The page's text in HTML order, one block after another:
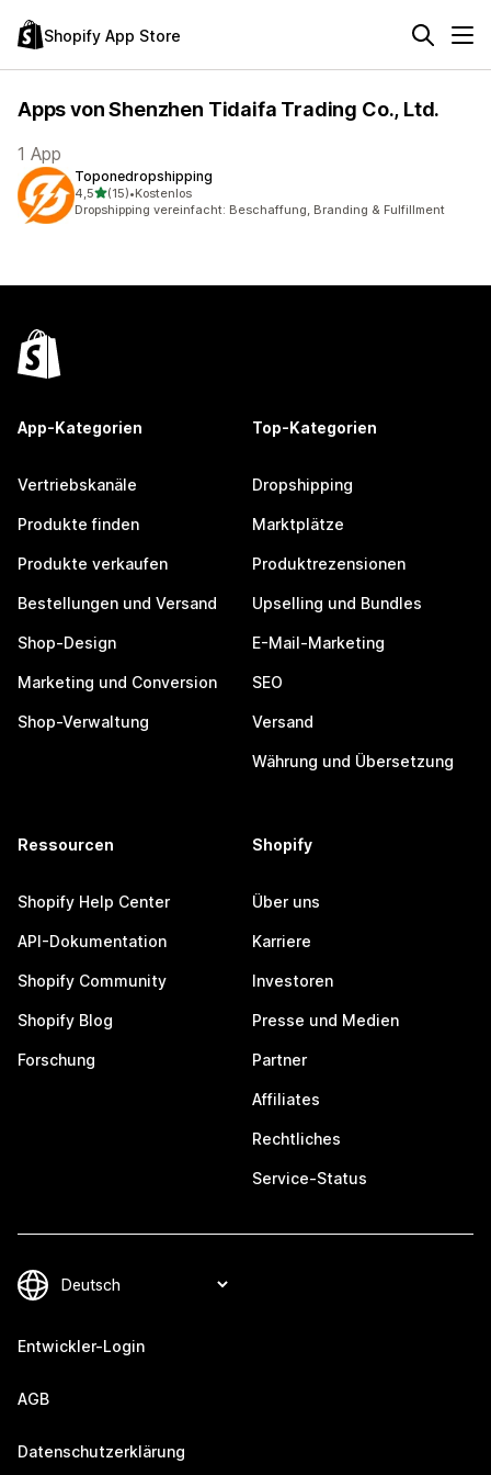
Shopify App Store
Apps von Shenzhen Tidaifa Trading Co., Ltd.
1 App
Toponedropshipping
4,5von 5 Sternen
(15)
15 Rezensionen insgesamt
•Kostenlos
Dropshipping vereinfacht: Beschaffung, Branding & Fulfillment
App-Kategorien
Vertriebskanäle
Produkte finden
Produkte verkaufen
Bestellungen und Versand
Shop-Design
Marketing und Conversion
Shop-Verwaltung
Top-Kategorien
Dropshipping
Marktplätze
Produktrezensionen
Upselling und Bundles
E-Mail-Marketing
SEO
Versand
Währung und Übersetzung
Ressourcen
Shopify Help Center
API-Dokumentation
Shopify Community
Shopify Blog
Forschung
Shopify
Über uns
Karriere
Investoren
Presse und Medien
Partner
Affiliates
Rechtliches
Service-Status
Entwickler-Login
AGB
Datenschutzerklärung